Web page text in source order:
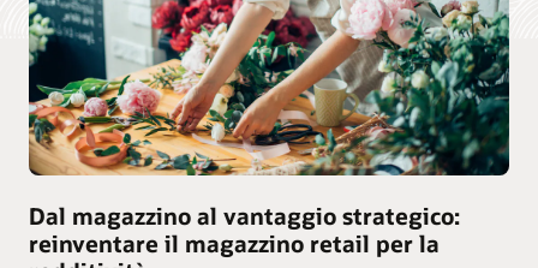
Dal magazzino al vantaggio strategico:
reinventare il magazzino retail per la